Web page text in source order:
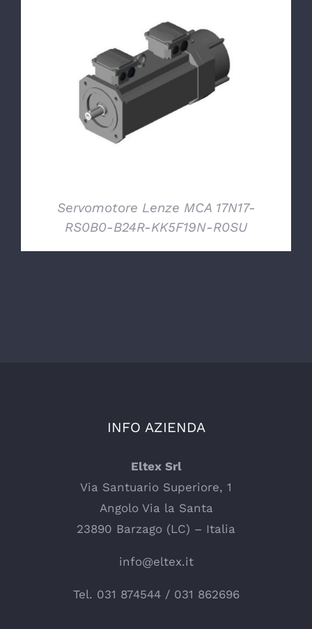
DETTAGLI
Servomotore Lenze MCA 17N17-
RS0B0-B24R-KK5F19N-R0SU
INFO AZIENDA
Eltex Srl
Via Santuario Superiore, 1
Angolo Via la Santa
23890 Barzago (LC) – Italia
info@eltex.it
Tel. 031 874544/ 031 862696